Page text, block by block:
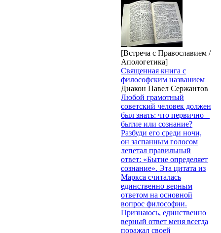
[Встреча с Православием /
Апологетика]
Священная книга с
философским названием
Диакон Павел Сержантов
Любой грамотный
советский человек должен
был знать: что первично –
бытие или сознание?
Разбуди его среди ночи,
он заспанным голосом
лепетал правильный
ответ: «Бытие определяет
сознание». Эта цитата из
Маркса считалась
единственно верным
ответом на основной
вопрос философии.
Признаюсь, единственно
верный ответ меня всегда
поражал своей